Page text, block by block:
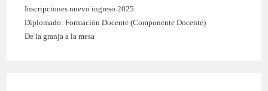
Inscripciones nuevo ingreso 2025
Diplomado: Formación Docente (Componente Docente)
De la granja a la mesa